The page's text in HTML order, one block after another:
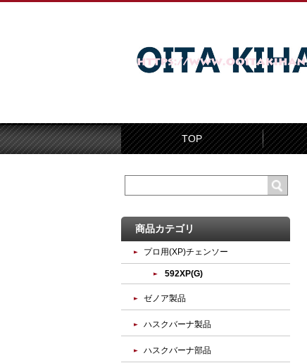
TOP
商品カテゴリ
プロ用(XP)チェンソー
592XP(G)
ゼノア製品
ハスクバーナ製品
ハスクバーナ部品